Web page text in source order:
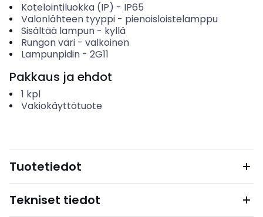
Kotelointiluokka (IP) - IP65
Valonlähteen tyyppi- pienoisloistelamppu
Sisältää lampun- kyllä
Rungon väri- valkoinen
Lampunpidin- 2G11
Pakkaus ja ehdot
1 kpl
Vakiokäyttötuote
Tuotetiedot
Tekniset tiedot